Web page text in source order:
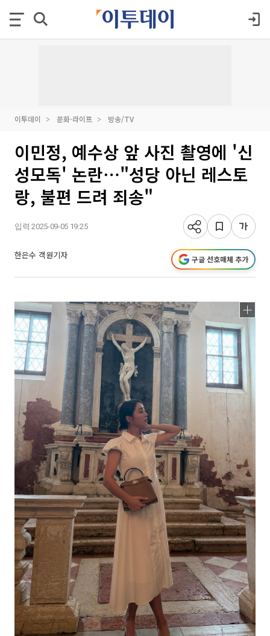
이투데이 문화·라이프 방송/TV
이민정, 예수상 앞 사진 촬영에 '신
성모독' 논란⋯"성당 아닌 레스토
랑, 불편 드려 죄송"
입력 2025-09-05 19:25
한은수 객원기자 구글 선호매체 추가